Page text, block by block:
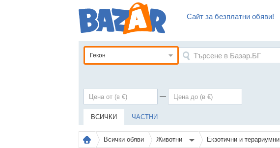
Сайт за безплатни обяви!
Гекон
—
ВСИЧКИ ЧАСТНИ
Всички обяви Животни Екзотични и терариумни